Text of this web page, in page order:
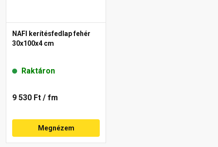
NAFI kerítésfedlap fehér
30x100x4 cm
Raktáron
9 530 Ft / fm
Megnézem